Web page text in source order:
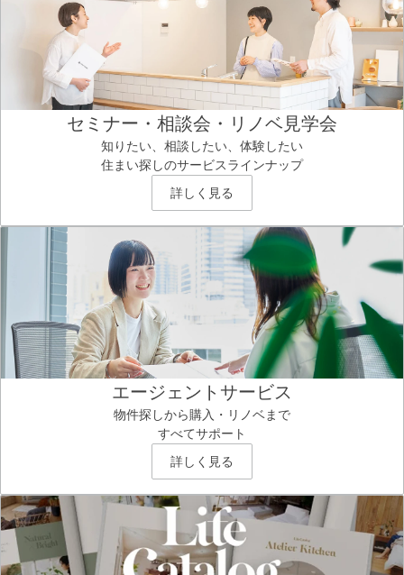
セミナー・相談会・リノベ見学会
知りたい、相談したい、体験したい
住まい探しのサービスラインナップ
詳しく見る
エージェントサービス
物件探しから購入・リノベまで
すべてサポート
詳しく見る